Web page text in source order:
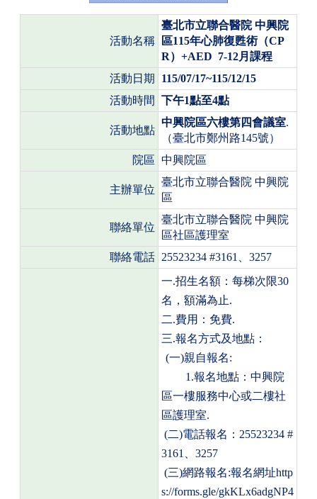
活動名稱
臺北市立聯合醫院 中興院
區115年心肺復甦術（CP
R） +AED 7-12月課程
活動日期
115/07/17~115/12/15
活動時間
下午1點至4點
活動地點
中興院區六樓第四會議室.
（臺北市鄭州路145號）
院區 中興院區
主辦單位
臺北市立聯合醫院 中興院
區
聯絡單位
臺北市立聯合醫院 中興院
區社區護理室
聯絡電話 25523234 #3161 3257
一.招生名額：每梯次限30
名，額滿為止.
二.費用：免費.
三.報名方式及地點：
(一)親自報名:
1.報名地點：中興院
區一樓服務中心或二樓社
區護理室.
(二)電話報名： 25523234 #
3161
3257
(三)網路報名:報名網址http
s://forms.gle/gkKLx6adgNP4